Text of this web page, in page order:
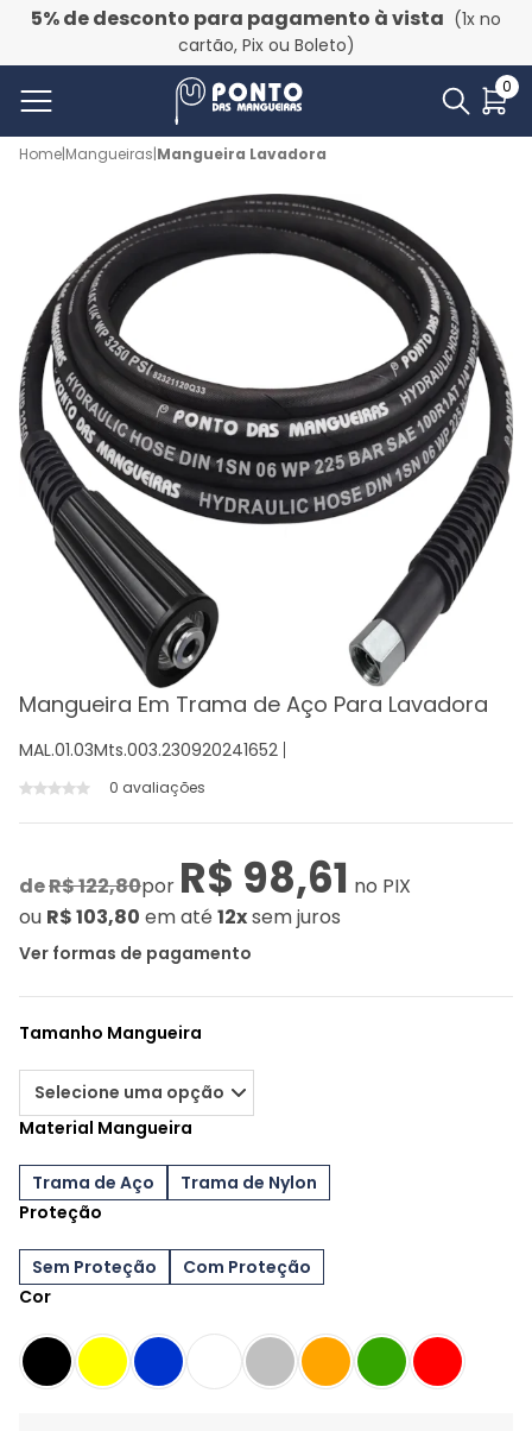
5% de desconto para pagamento à vista (1x no
cartão, Pix ou Boleto)
0
Home|Mangueiras|Mangueira Lavadora
Mangueira Em Trama de Aço Para Lavadora
MAL.01.03Mts.003.230920241652
0 avaliações
deR$ 122,80por R$ 98,61 no PIX
ou R$ 103,80 em até 12xsem juros
Ver formas de pagamento
Tamanho Mangueira
Material Mangueira
Trama de Aço
Trama de Nylon
Proteção
Sem Proteção
Com Proteção
Cor